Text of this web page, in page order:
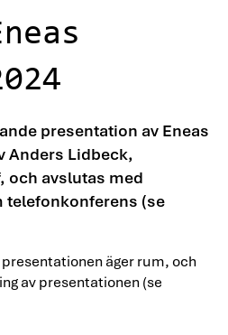
presentation av Eneas
Anders Lidbeck,
och avslutas med
telefonkonferens (se
äger rum, och
av presentationen (se